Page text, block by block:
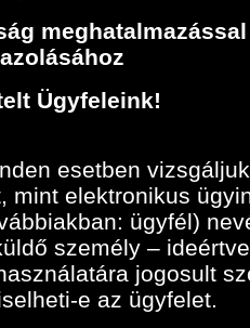
Ügyfeleink!
esetben
mint elektronikus
ügyfél)
személy –
jogosult
e az ügyfelet.